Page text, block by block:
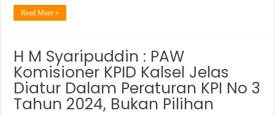
Read More »
H M Syaripuddin : PAW
Komisioner KPID Kalsel Jelas
Diatur Dalam Peraturan KPI No 3
Tahun 2024, Bukan Pilihan